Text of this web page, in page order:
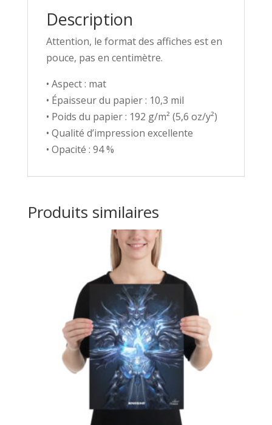
Description
Attention, le format des affiches est en
pouce, pas en centimètre.
• Aspect : mat
• Épaisseur du papier : 10,3 mil
• Poids du papier : 192 g/m² (5,6 oz/y²)
• Qualité d’impression excellente
• Opacité : 94 %
Produits similaires